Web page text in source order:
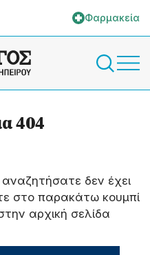
Φαρμακεία
404
δεν έχει
στο παρακάτω κουμπί
αρχική σελίδα